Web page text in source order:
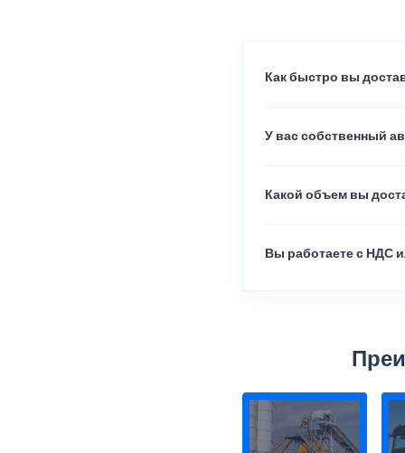
Как быстро вы
У вас собственный
Какой объем вы
Вы работаете с НДС